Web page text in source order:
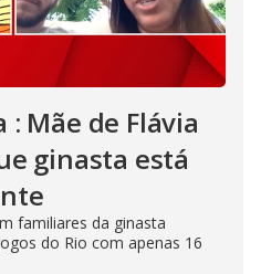
: Mãe de Flávia
ginasta está
familiares da ginasta
do Rio com apenas 16